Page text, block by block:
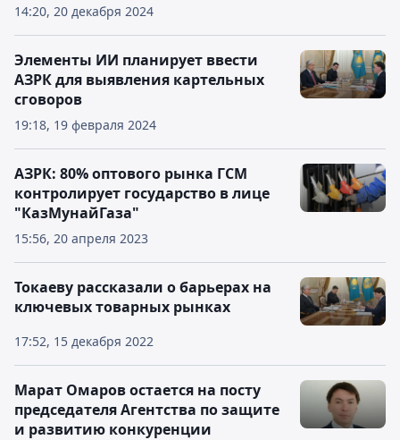
14:20, 20 декабря 2024
19:18, 19 февраля 2024
Элементы ИИ планирует ввести
АЗРК для выявления картельных
сговоров
15:56, 20 апреля 2023
АЗРК: 80% оптового рынка ГСМ
контролирует государство в лице
"КазМунайГаза"
17:52, 15 декабря 2022
Токаеву рассказали о барьерах на
ключевых товарных рынках
Марат Омаров остается на посту
председателя Агентства по защите
и развитию конкуренции